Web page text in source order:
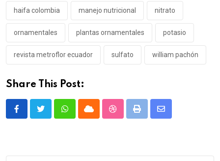
haifa colombia manejo nutricional nitrato
ornamentales plantas ornamentales potasio
revista metroflor ecuador sulfato william pachón
Share This Post:
WhatsappCloud StumbleUpon
Print
Share